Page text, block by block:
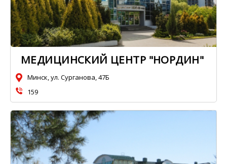
МЕДИЦИНСКИЙ ЦЕНТР "НОРДИН"
Минск, ул. Сурганова, 47Б
159